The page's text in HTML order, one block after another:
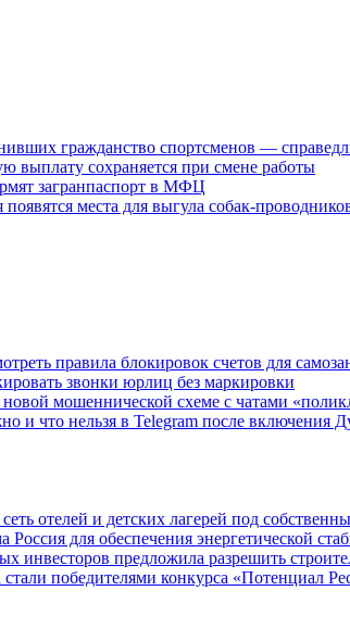
гражданство спортсменов —
выплату сохраняется при смене работы
загранпаспорт в МФЦ
места для выгула собак-
правила блокировок счетов для
звонки юрлиц без маркировки
мошеннической схеме с чатами
и что нельзя в Telegram после включения
отелей и детских лагерей под
для обеспечения энергетической
инвесторов предложила разрешить
победителями конкурса «Потенциал